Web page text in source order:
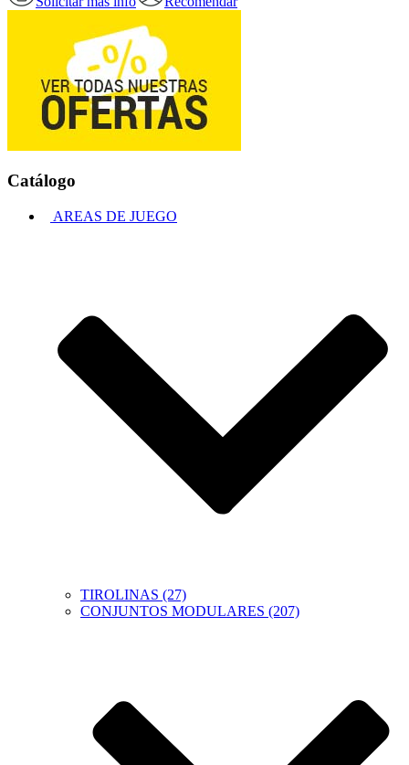
Catálogo
AREAS DE JUEGO
TIROLINAS (27)
CONJUNTOS MODULARES (207)